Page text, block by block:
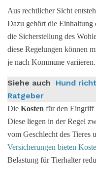
Aus rechtlicher Sicht
Dazu gehört die
die Sicherstellung des
diese Regelungen können
je nach Kommune variieren.
Siehe auch
Hund
Ratgeber
Die Kosten für den Eingriff
Diese liegen in der Regel
vom Geschlecht des Tieres
Versicherungen bieten
Belastung für Tierhalter